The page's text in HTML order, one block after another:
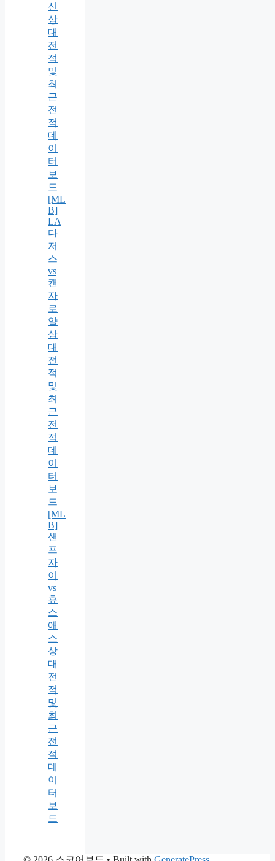
신
상
대
전
적
및
최
근
전
적
데
이
터
보
드
[ML
B]
LA
다
저
스
vs
캔
자
로
얄
상
대
전
적
및
최
근
전
적
데
이
터
보
드
[ML
B]
샌
프
자
이
vs
휴
스
애
스
상
대
전
적
및
최
근
전
적
데
이
터
보
드